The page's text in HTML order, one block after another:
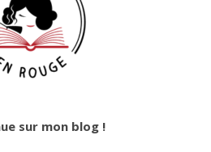
sur mon blog !